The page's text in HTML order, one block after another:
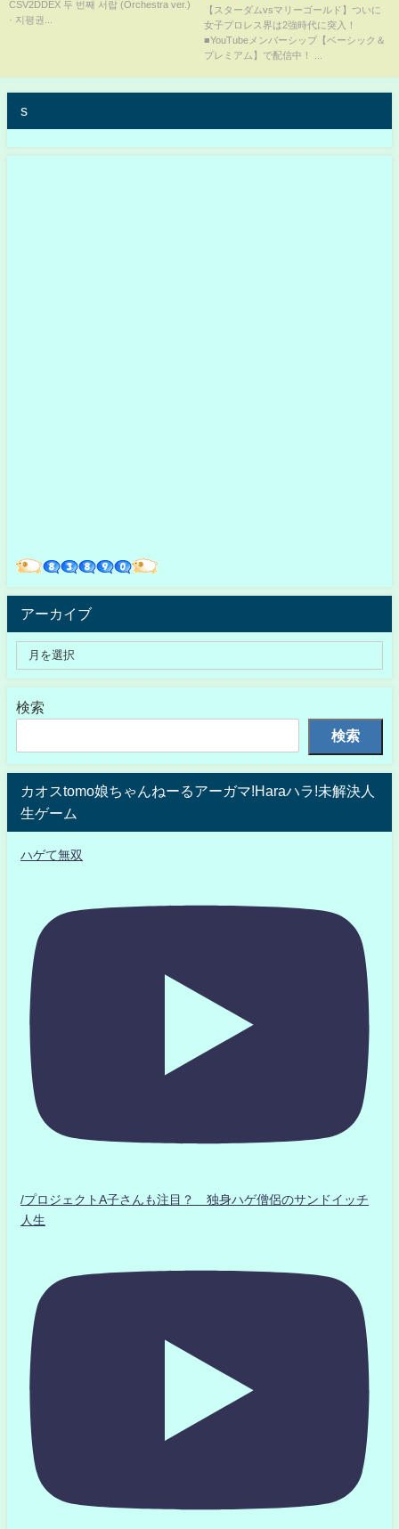
CSV2DDEX 두 번째 서랍 (Orchestra ver.)
· 지평권...
た！IWGP女子王座がTDCホール
へ降格！木谷オーナー代わりに
地方で！IWGP女子の存在意義
【スターダムvsマリーゴールド】ついに
女子プロレス界は2強時代に突入！
■YouTubeメンバーシップ【ベーシック＆
プレミアム】で配信中！ ...
s
アーカイブ
検索
検索
カオスtomo娘ちゃんねーるアーガマ!Haraハラ!未解決人
生ゲーム
ハゲて無双
/プロジェクトA子さんも注目？ 独身ハゲ僧侶のサンドイッチ
人生